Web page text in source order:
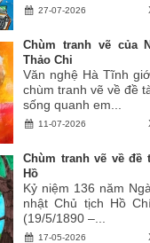
27-07-2026
Chùm tranh vẽ của
Thảo Chi
Văn nghệ Hà Tĩnh
chùm tranh vẽ về đề
sống quanh em...
11-07-2026
Chùm tranh vẽ về đề
Hồ
Kỷ niệm 136 năm
nhật Chủ tịch Hồ
(19/5/1890 –...
17-05-2026